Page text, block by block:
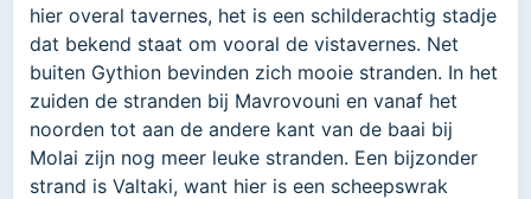
hier overal tavernes, het is een schilderachtig stadje
dat bekend staat om vooral de vistavernes. Net
buiten Gythion bevinden zich mooie stranden. In het
zuiden de stranden bij Mavrovouni en vanaf het
noorden tot aan de andere kant van de baai bij
Molai zijn nog meer leuke stranden. Een bijzonder
strand is Valtaki, want hier is een scheepswrak